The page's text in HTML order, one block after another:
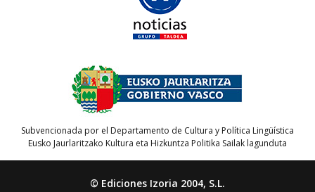
Subvencionada por el Departamento de Cultura y Política Lingüística
Eusko Jaurlaritzako Kultura eta Hizkuntza Politika Sailak lagunduta
© Ediciones Izoria 2004, S.L.